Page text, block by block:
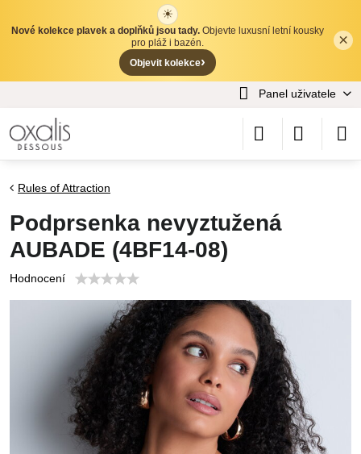
✕
×
☀
Nové kolekce plavek a doplňků jsou tady. Objevte luxusní letní kousky
pro pláž i bazén.
Objevit kolekce›
Panel uživatele
Rules of Attraction
Podprsenka nevyztužená
AUBADE (4BF14-08)
Hodnocení